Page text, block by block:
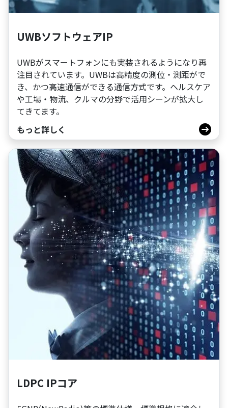
UWBソフトウェアIP
UWBがスマートフォンにも実装されるようになり再
注目されています。UWBは高精度の測位・測距がで
き、かつ高速通信ができる通信方式です。ヘルスケア
や工場・物流、クルマの分野で活用シーンが拡大し
てきてます。
もっと詳しく
LDPC IPコア